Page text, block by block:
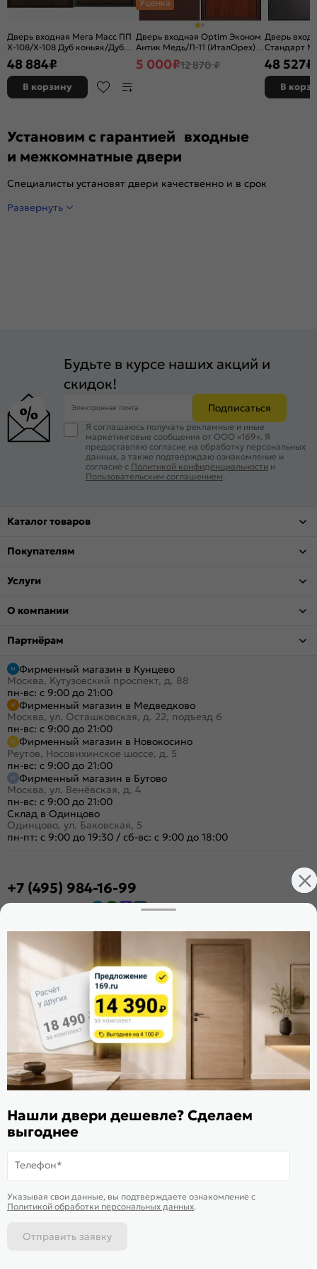
В корзину-48 527 ₽ Купить в 1 клик
Дверь входная Мега Масс ПП
X-108/X-108 Дуб коньяк/Дуб
коньяк, 2 замка, с ночной
задвижкой
48 884₽
В корзину
Уценка
Дверь входная Optim Эконом
Антик Медь/Л-11 (ИталОрех), 1
замок
5 000₽12 870 ₽
Дверь
Стандарт
букле/Орех
с ночной
48 527₽
В
Установим с гарантией входные
и межкомнатные двери
Специалисты установят двери качественно и в срок
Развернуть
Будьте в курсе наших акций и
скидок!
Электронная почта Подписаться
Я соглашаюсь получать рекламные и иные
маркетинговые сообщения от ООО «169». Я
предоставляю согласие на обработку персональных
данных, а также подтверждаю ознакомление и
согласие с Политикой конфиденциальности и
Пользовательским соглашением.
Каталог товаров
Покупателям
Услуги
О компании
Партнёрам
Фирменный магазин в Кунцево
Москва, Кутузовский проспект, д. 88
пн-вс: с 9:00 до 21:00
Фирменный магазин в Медведково
Москва, ул. Осташковская, д. 22, подъезд 6
пн-вс: с 9:00 до 21:00
Фирменный магазин в Новокосино
Реутов, Носовихинское шоссе, д. 5
пн-вс: с 9:00 до 21:00
Фирменный магазин в Бутово
Москва, ул. Венёвская, д. 4
пн-вс: с 9:00 до 21:00
Склад в Одинцово
Одинцово, ул. Баковская, 5
пн-пт: с 9:00 до 19:30 / сб-вс: с 9:00 до 18:00
+7 (495) 984-16-99
Стать дилером
Расскажите о нас
Поделиться
Оцените магазин
ИКС 1340
© 2010—2026 Склад Дверей 169.RU
Пользовательское соглашение
Политика обработки персональных данных
Нашли двери дешевле? Сделаем
выгоднее
Телефон*
Указывая свои данные, вы подтверждаете ознакомление c
Политикой обработки персональных данных.
Отправить заявку